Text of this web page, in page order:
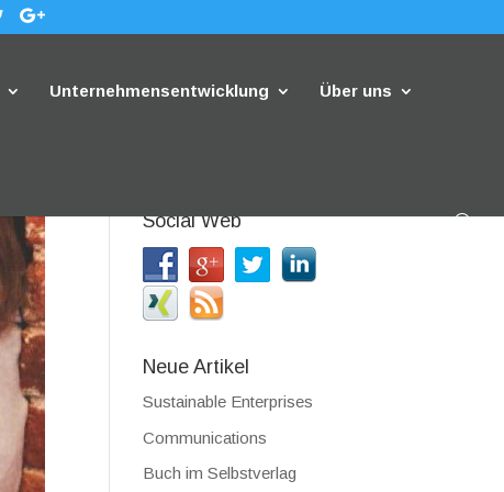
Unternehmensentwicklung Über uns
Social Web
Neue Artikel
Sustainable Enterprises
Communications
Buch im Selbstverlag